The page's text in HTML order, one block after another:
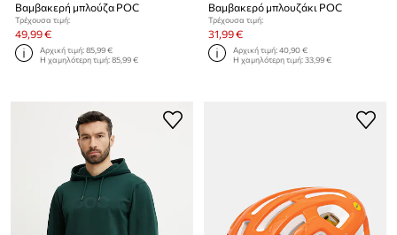
Βαμβακερή μπλούζα POC
Τρέχουσα τιμή:
49,99 €
Αρχική τιμή:85,99 €
Η χαμηλότερη τιμή:85,99 €
Βαμβακερό μπλουζάκι POC
Τρέχουσα τιμή:
31,99 €
Αρχική τιμή:40,90 €
Η χαμηλότερη τιμή:33,99 €